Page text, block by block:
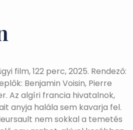
film, 122 perc, 2025. Rendező:
Benjamin Voisin, Pierre
Az algíri francia hivatalnok,
anyja halála sem kavarja fel.
nem sokkal a temetés